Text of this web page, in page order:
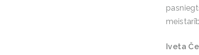
Iveta